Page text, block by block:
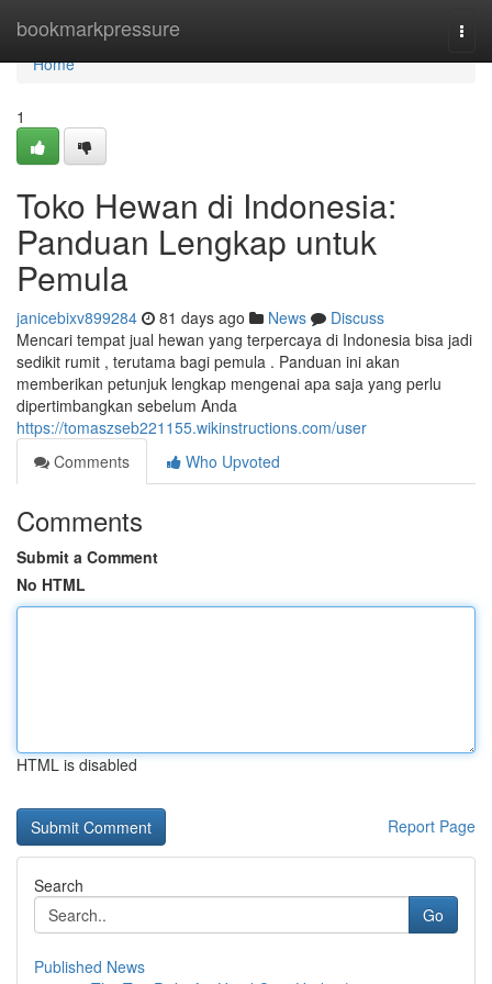
bookmarkpressure
Home
Home
1
Toko Hewan di Indonesia:
Panduan Lengkap untuk
Pemula
janicebixv899284 81 days ago News
Discuss
Mencari tempat jual hewan yang terpercaya di Indonesia bisa jadi
sedikit rumit , terutama bagi pemula . Panduan ini akan
memberikan petunjuk lengkap mengenai apa saja yang perlu
dipertimbangkan sebelum Anda
https://tomaszseb221155.wikinstructions.com/user
Comments
Who Upvoted
Comments
Submit a Comment
No HTML
HTML is disabled
Report Page
Search
Go
Published News